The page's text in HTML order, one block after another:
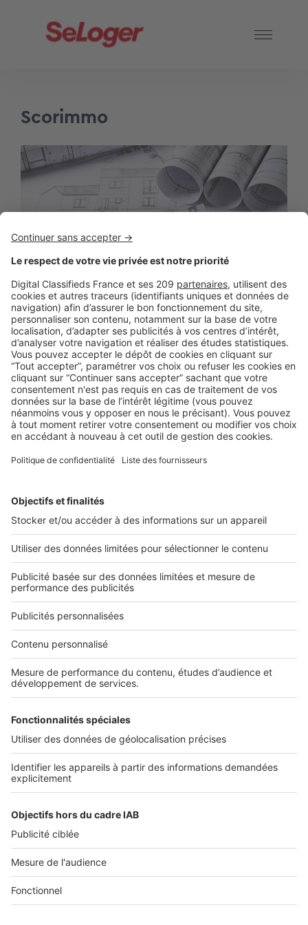
Scorimmo
LA LÉGISLATION
La lutte contre le blanchiment d’argent
: ce que vous devez savoir sur TRACFIN
Vous devez faire preuve d’une grande vigilance et déclarer
tout soupçon relatif au comportement de vos clients ...
2 rue des Italiens 75009 Paris
01 53 38 80 00
Nos solutions pro
Actualités pro
Nous contacter
Connexion à My SeLoger Pro
Espace Presse